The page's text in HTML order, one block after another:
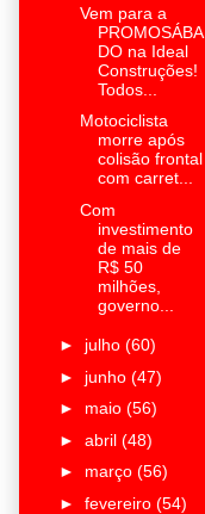
Vem para a
PROMOSÁBA
DO na Ideal
Construções!
Todos...
Motociclista
morre após
colisão frontal
com carret...
Com
investimento
de mais de
R$ 50
milhões,
governo...
► julho (60)
► junho (47)
► maio (56)
► abril (48)
► março (56)
► fevereiro (54)